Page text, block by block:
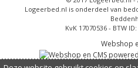
Logeerbed.nl is onderdeel van
KvK 17070536 - BTW
Webshop